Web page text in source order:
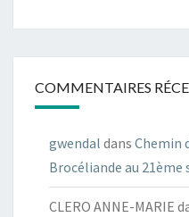
COMMENTAIRES
gwendal dans Chemin
Brocéliande au 21ème
CLERO ANNE-MARIE